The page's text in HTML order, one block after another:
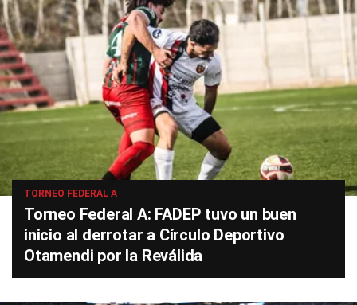
TORNEO FEDERAL A
Torneo Federal A: FADEP tuvo un buen
inicio al derrotar a Círculo Deportivo
Otamendi por la Reválida